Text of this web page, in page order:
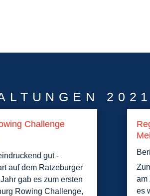
2021
Challenge
gut -
auf dem Ratzeburger
gab es zum ersten
Rowing Challenge,
am
es